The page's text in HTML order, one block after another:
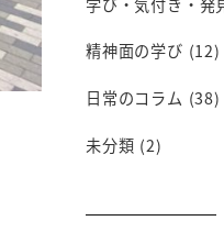
精神面の学び (12)
日常のコラム (38)
未分類 (2)